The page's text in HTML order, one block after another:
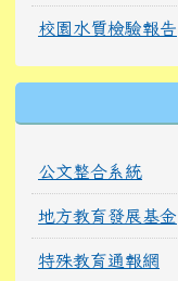
校園水質檢驗報告
公文整合系統
地方教育發展基金
特殊教育通報網